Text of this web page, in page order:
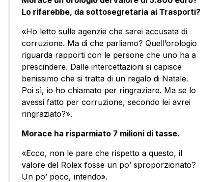
Lo rifarebbe, da sottosegretaria ai Trasporti?
«Ho letto sulle agenzie che sarei accusata di
corruzione. Ma di che parliamo? Quell’orologio
riguarda rapporti con le persone che uno ha a
prescindere. Dalle intercettazioni si capisce
benissimo che si tratta di un regalo di Natale.
Poi sì, io ho chiamato per ringraziare. Ma se lo
avessi fatto per corruzione, secondo lei avrei
ringraziato?».
Morace ha risparmiato 7 milioni di tasse.
«Ecco, non le pare che rispetto a questo, il
valore del Rolex fosse un po’ sproporzionato?
Un po’ poco, intendo».